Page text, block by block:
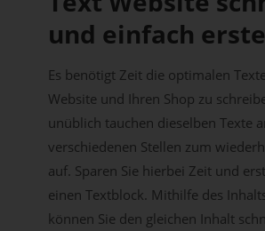
und einfach
Es benötigt Zeit die optimalen
Website und Ihren Shop zu
unüblich tauchen dieselben Texte
verschiedenen Stellen zum
auf. Sparen Sie hierbei Zeit und
einen Textblock. Mithilfe des
können Sie den gleichen Inhalt